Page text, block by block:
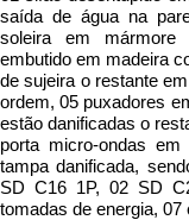
saída de água na
soleira em mármore
embutido em madeira
de sujeira o restante
ordem, 05 puxadores
estão danificadas o
porta micro-ondas
tampa danificada,
SD C16 1P, 02 SD
tomadas de energia, 07